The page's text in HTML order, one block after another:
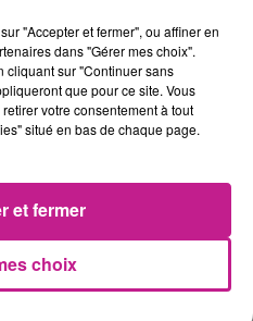
remplacement d’ampoules,
des équipements
: réception et distribution des
, du lundi au vendredi
13 mois + étrennes
"Accepter et fermer", ou affiner en
dans "Gérer mes choix".
cliquant sur "Continuer sans
que pour ce site. Vous
votre consentement à tout
situé en bas de chaque page.
choix
et fermer